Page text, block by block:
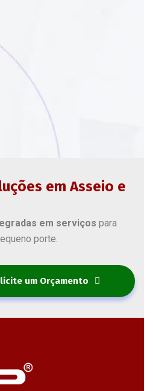
em Asseio e
em serviços para
porte.
um Orçamento